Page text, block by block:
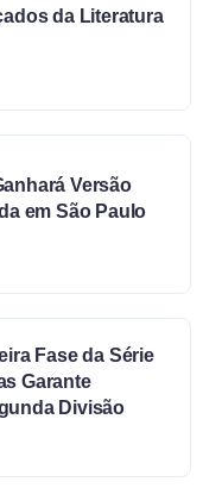
da Literatura
Versão
em São Paulo
Fase da Série
Garante
Divisão